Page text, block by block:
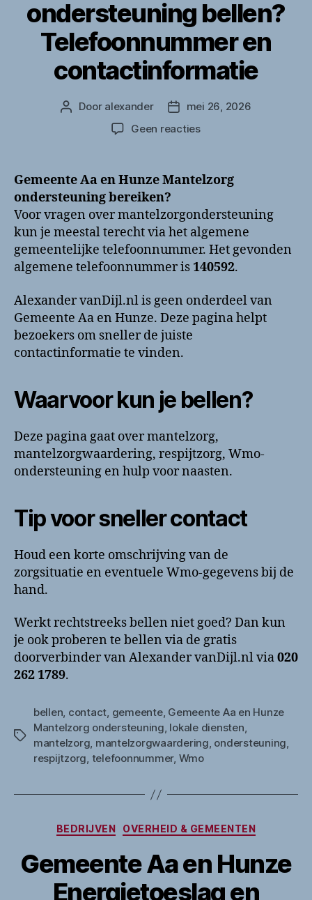
ondersteuning bellen?
Telefoonnummer en
contactinformatie
Berichtauteur
Door alexander Berichtdatum
mei 26, 2026
Geen reactiesop
en
Hunze
ondersteuning
bellen?
Telefoonnummer
en
Gemeente Aa en Hunze Mantelzorg
ondersteuning bereiken?
Voor vragen over mantelzorgondersteuning
kun je meestal terecht via het algemene
gemeentelijke telefoonnummer. Het gevonden
algemene telefoonnummer is140592.
Alexander vanDijl.nl is geen onderdeel van
Gemeente Aa en Hunze. Deze pagina helpt
bezoekers om sneller de juiste
contactinformatie te vinden.
Waarvoor kun je bellen?
Deze pagina gaat over mantelzorg,
mantelzorgwaardering, respijtzorg, Wmo-
ondersteuning en hulp voor naasten.
Tip voor sneller contact
Houd een korte omschrijving van de
zorgsituatie en eventuele Wmo-gegevens bij de
hand.
Werkt rechtstreeks bellen niet goed? Dan kun
je ook proberen te bellen via de gratis
doorverbinder van Alexander vanDijl.nl via020
262 1789.
Tags
bellen, contact, gemeente, Gemeente Aa en Hunze
Mantelzorg ondersteuning, lokale diensten,
mantelzorg, mantelzorgwaardering, ondersteuning,
respijtzorg, telefoonnummer, Wmo
Categorieën
BEDRIJVEN OVERHEID & GEMEENTEN
Gemeente Aa en Hunze
Energietoeslag en